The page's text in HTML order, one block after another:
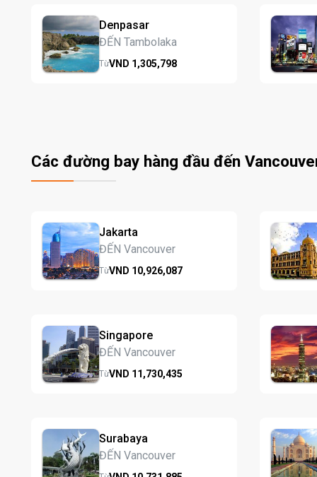
Denpasar
ĐẾN Tambolaka
TừVND 1,305,798
Các đường bay hàng đầu đến
Jakarta
ĐẾN Vancouver
TừVND 10,926,087
Singapore
ĐẾN Vancouver
TừVND 11,730,435
Surabaya
ĐẾN Vancouver